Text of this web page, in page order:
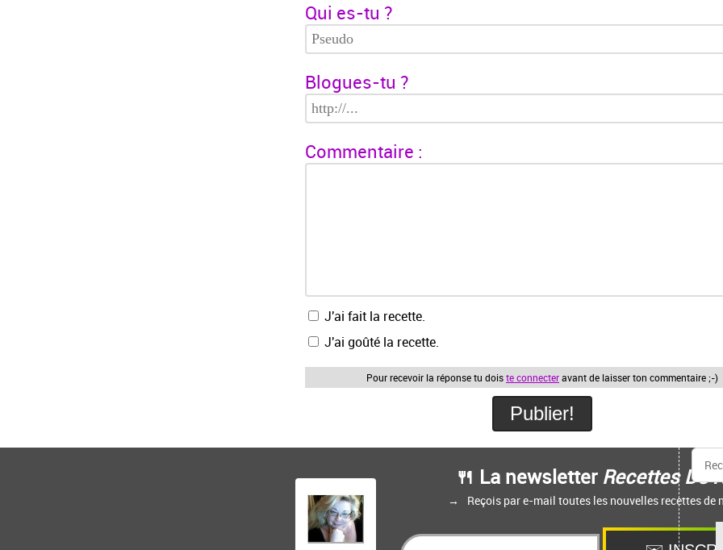
Qui es-tu ?
Blogues-tu ?
Commentaire :
J'ai fait la recette.
J'ai goûté la recette.
Pour recevoir la réponse tu doiste connecteravant de laisser ton commentaire ;-)
🍴 La newsletter Recettes De
Reçois par e-mail toutes les nouvelles recettes de